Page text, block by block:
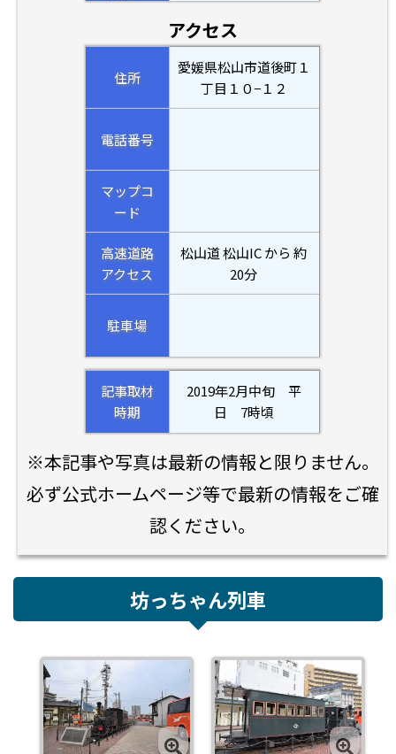
アクセス
住所
愛媛県松山市道後町１
丁目１０−１２
電話番号
マップコ
ード
高速道路
アクセス
松山道 松山IC から 約
20分
駐車場
記事取材
時期
2019年2月中旬 平
日 7時頃
※本記事や写真は最新の情報と限りません。
必ず公式ホームページ等で最新の情報をご確
認ください。
坊っちゃん列車